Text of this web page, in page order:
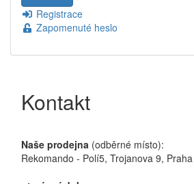
Registrace
Zapomenuté heslo
Kontakt
Naše prodejna (odběrné místo):
Rekomando - Polí5, Trojanova 9,